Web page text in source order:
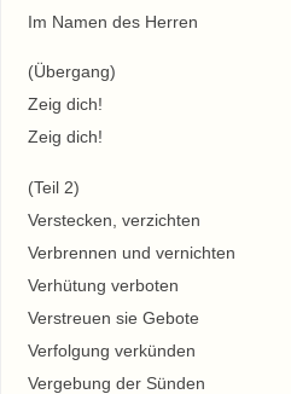
Im Namen des Herren
(Übergang)
Zeig dich!
Zeig dich!
(Teil 2)
Verstecken, verzichten
Verbrennen und vernichten
Verhütung verboten
Verstreuen sie Gebote
Verfolgung verkünden
Vergebung der Sünden